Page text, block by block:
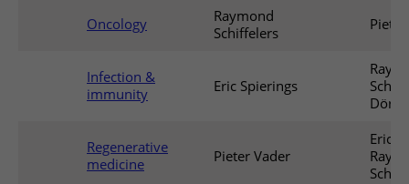
Oncology
Raymond
Schiffelers
Infection &
immunity
Eric Spierings
Dörte
Regenerative
medicine
Pieter Vader
Eric